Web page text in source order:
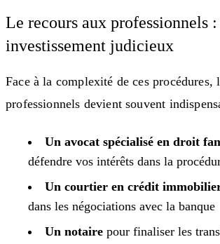
Le recours aux professionnels
investissement judicieux
Face à la complexité de ces procédures,
professionnels devient souvent
Un avocat spécialisé en droit
défendre vos intérêts dans la
Un courtier en crédit
dans les négociations avec la banque
Un notaire pour finaliser les